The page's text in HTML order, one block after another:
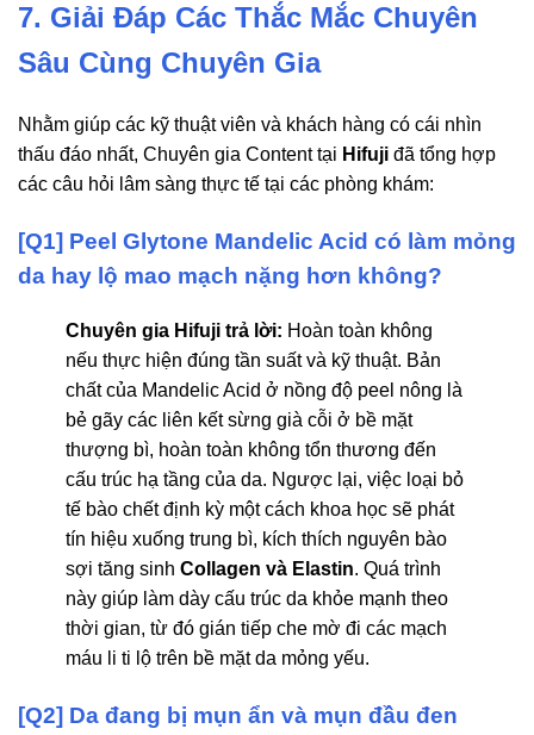
7. Giải Đáp Các Thắc Mắc Chuyên
Sâu Cùng Chuyên Gia
Nhằm giúp các kỹ thuật viên và khách hàng có cái nhìn
thấu đáo nhất, Chuyên gia Content tại Hifuji đã tổng hợp
các câu hỏi lâm sàng thực tế tại các phòng khám:
[Q1] Peel Glytone Mandelic Acid có làm mỏng
da hay lộ mao mạch nặng hơn không?
Chuyên gia Hifuji trả lời: Hoàn toàn không
nếu thực hiện đúng tần suất và kỹ thuật. Bản
chất của Mandelic Acid ở nồng độ peel nông là
bẻ gãy các liên kết sừng già cỗi ở bề mặt
thượng bì, hoàn toàn không tổn thương đến
cấu trúc hạ tầng của da. Ngược lại, việc loại bỏ
tế bào chết định kỳ một cách khoa học sẽ phát
tín hiệu xuống trung bì, kích thích nguyên bào
sợi tăng sinh Collagen và Elastin. Quá trình
này giúp làm dày cấu trúc da khỏe mạnh theo
thời gian, từ đó gián tiếp che mờ đi các mạch
máu li ti lộ trên bề mặt da mỏng yếu.
[Q2] Da đang bị mụn ẩn và mụn đầu đen